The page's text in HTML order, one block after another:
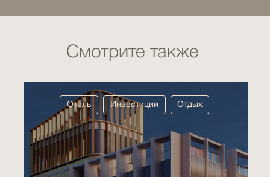
Отдых
Инвестиции
Отель
Смотрите также